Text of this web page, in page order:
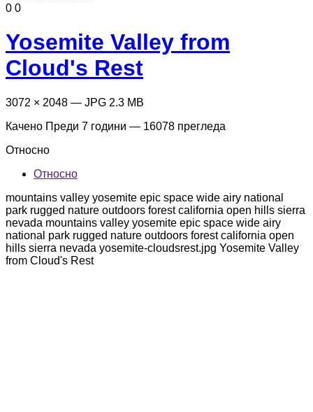
0 0
Yosemite Valley from
Cloud's Rest
3072 × 2048 — JPG 2.3 MB
Качено Преди 7 години — 16078 прегледа
Относно
Относно
mountains valley yosemite epic space wide airy national
park rugged nature outdoors forest california open hills sierra
nevada mountains valley yosemite epic space wide airy
national park rugged nature outdoors forest california open
hills sierra nevada yosemite-cloudsrest.jpg Yosemite Valley
from Cloud's Rest